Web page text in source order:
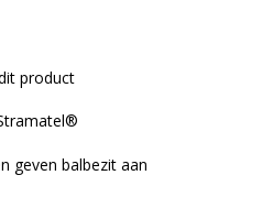
product
geven balbezit aan